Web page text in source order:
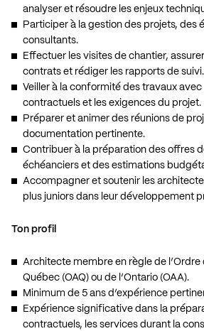
analyser et résoudre les enjeux
Participer à la gestion des projets, des
consultants.
Effectuer les visites de chantier,
contrats et rédiger les rapports de suivi.
Veiller à la conformité des travaux
contractuels et les exigences du projet.
Préparer et animer des réunions de
documentation pertinente.
Contribuer à la préparation des offres
échéanciers et des estimations
Accompagner et soutenir les
plus juniors dans leur développement
Ton profil
Architecte membre en règle de
Québec (OAQ) ou de l’Ontario (OAA).
Minimum de 5 ans d’expérience
Expérience significative dans la
contractuels, les services durant la